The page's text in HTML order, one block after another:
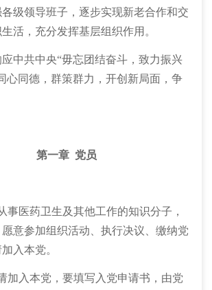
级领导班子，逐步实现新老合作和交
活，充分发挥基层组织作用。
中共中央“毋忘团结奋斗，致力振兴
心同德，群策群力，开创新局面，争
第一章 党员
事医药卫生及其他工作的知识分子，
意参加组织活动、执行决议、缴纳党
入本党。
加入本党，要填写入党申请书，由党